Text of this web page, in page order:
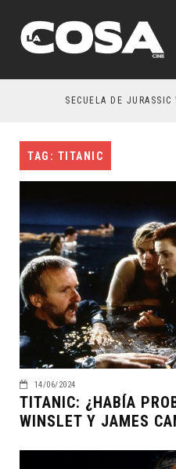
SECUELA DE JURASSIC
TAG: TITANIC
14/06/2024
TITANIC: ¿HABÍA
WINSLET Y JAMES